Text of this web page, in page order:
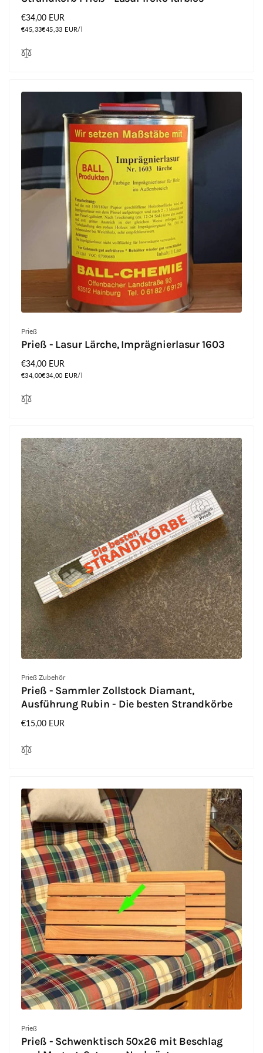
Normaler
Preis
€34,00 EUR
Grundpreis
€45,33€45,33 EUR/l
Anbieter:
Prieß
Prieß - Lasur Lärche, Imprägnierlasur 1603
Normaler
Preis
€34,00 EUR
Grundpreis
€34,00€34,00 EUR/l
Anbieter:
Prieß Zubehör
Prieß - Sammler Zollstock Diamant,
Ausführung Rubin - Die besten Strandkörbe
Normaler
€15,00 EUR
Anbieter:
Prieß
Prieß - Schwenktisch 50x26 mit Beschlag